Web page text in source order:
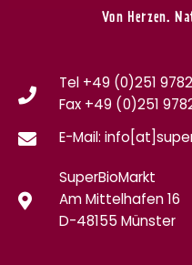
Von Herzen.
Tel +49 (0)251
Fax +49 (0)251
E-Mail:
SuperBioMarkt
Am Mittelhafen 16
D-48155 Münster